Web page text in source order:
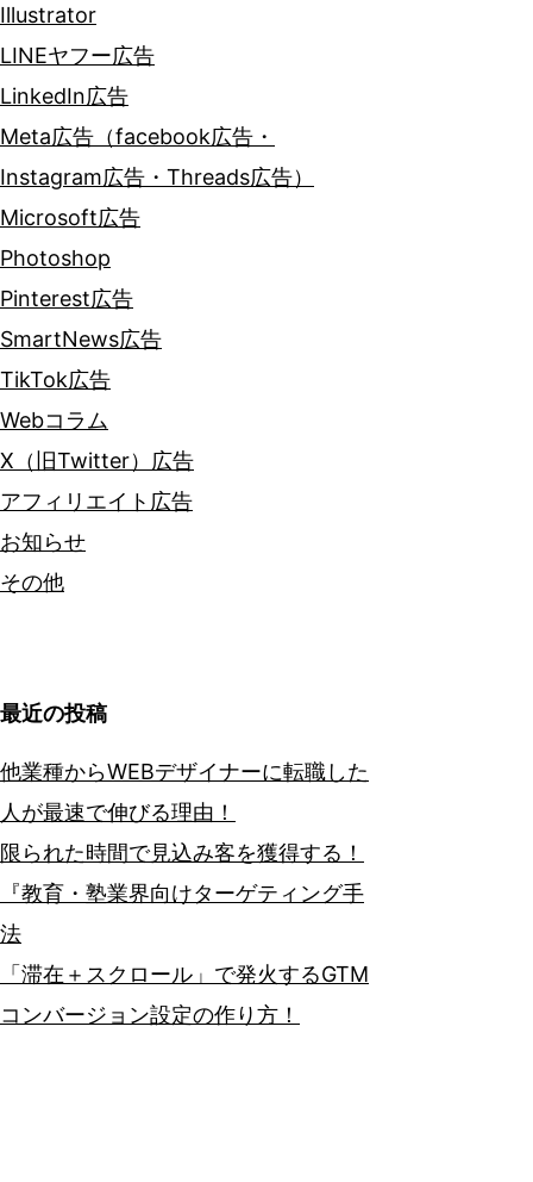
Illustrator
LINEヤフー広告
LinkedIn広告
Meta広告（facebook広告・
Instagram広告・Threads広告）
Microsoft広告
Photoshop
Pinterest広告
SmartNews広告
TikTok広告
Webコラム
X（旧Twitter）広告
アフィリエイト広告
お知らせ
その他
最近の投稿
他業種からWEBデザイナーに転職した
人が最速で伸びる理由！
限られた時間で見込み客を獲得する！
『教育・塾業界向けターゲティング手
法
「滞在＋スクロール」で発火するGTM
コンバージョン設定の作り方！